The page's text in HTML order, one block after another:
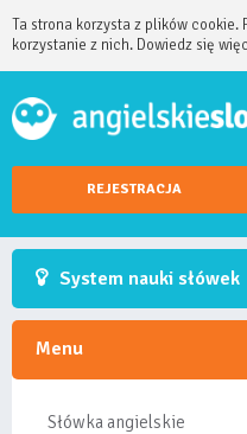
Ta strona korzysta z plików cookie.
korzystanie z nich. Dowiedz się
REJESTRACJA
System nauki słówek
Menu
Słówka angielskie